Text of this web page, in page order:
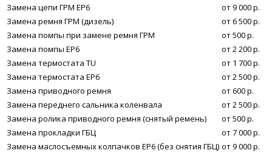
Замена цепи ГРМ EP6
от 9 000 р.
Замена ремня ГРМ (дизель)
от 6 500 р.
Замена помпы при замене ремня ГРМ
от 500 р.
Замена помпы EP6
от 2 200 р.
Замена термостата TU
от 1 700 р.
Замена термостата EP6
от 2 500 р.
Замена приводного ремня
от 600 р.
Замена переднего сальника коленвала
от 2 500 р.
Замена ролика приводного ремня (снятый ремень)
от 500 р.
Замена прокладки ГБЦ
от 7 000 р.
Замена маслосъемных колпачков ЕР6 (без снятия ГБЦ) от 9 000 р.